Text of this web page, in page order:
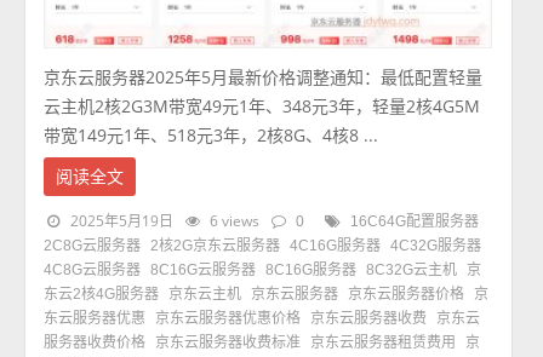
京东云服务器2025年5月最新价格调整通知：最低配置轻量
云主机2核2G3M带宽49元1年、348元3年，轻量2核4G5M
带宽149元1年、518元3年，2核8G、4核8 ...
阅读全文
2025年5月19日 6 views 0
16C64G配置服务器
2C8G云服务器 2核2G京东云服务器 4C16G服务器 4C32G服务器
4C8G云服务器 8C16G云服务器 8C16G服务器 8C32G云主机
京
东云2核4G服务器
京东云主机 京东云服务器 京东云服务器价格
京
东云服务器优惠
京东云服务器优惠价格 京东云服务器收费
京东云
服务器收费价格
京东云服务器收费标准 京东云服务器租赁费用
京